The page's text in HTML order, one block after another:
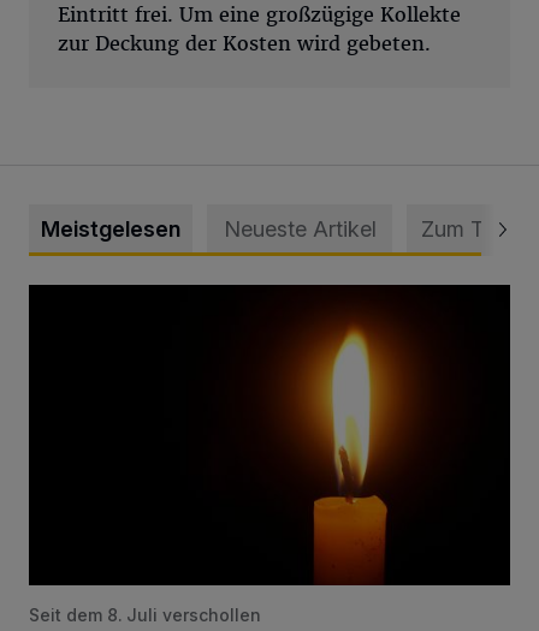
Eintritt frei. Um eine großzügige Kollekte
zur Deckung der Kosten wird gebeten.
Meistgelesen Neueste Artikel Zum Thema
Seit dem 8. Juli verschollen